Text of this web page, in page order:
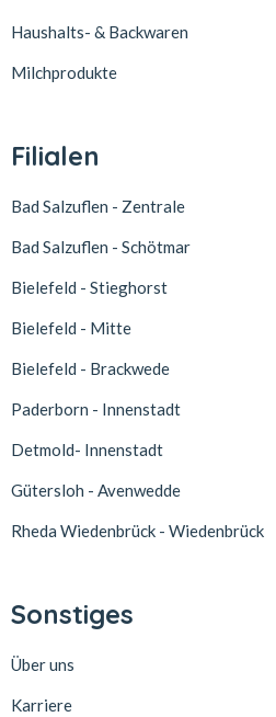
Haushalts- & Backwaren
Milchprodukte
Filialen
Bad Salzuflen - Zentrale
Bad Salzuflen - Schötmar
Bielefeld - Stieghorst
Bielefeld - Mitte
Bielefeld - Brackwede
Paderborn - Innenstadt
Detmold- Innenstadt
Gütersloh - Avenwedde
Rheda Wiedenbrück - Wiedenbrück
Sonstiges
Über uns
Karriere